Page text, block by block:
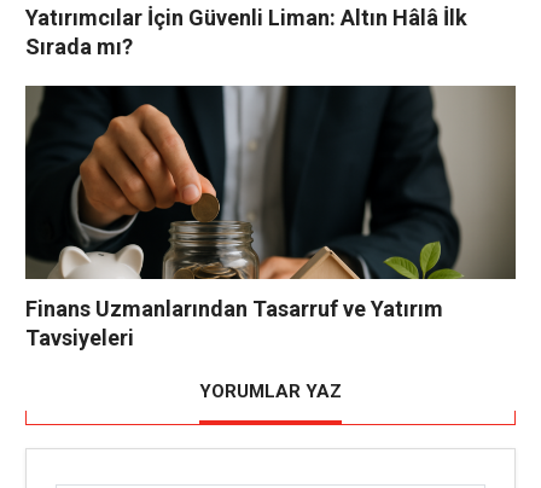
Yatırımcılar İçin Güvenli Liman: Altın Hâlâ İlk
Sırada mı?
Finans Uzmanlarından Tasarruf ve Yatırım
Tavsiyeleri
YORUMLAR YAZ